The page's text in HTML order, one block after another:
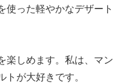
使った軽やかなデザート
楽しめます。私は、マン
トが大好きです。